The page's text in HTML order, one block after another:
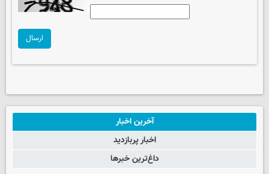
ارسال
آخرین اخبار
اخبار پربازدید
داغ‌ترین خبرها